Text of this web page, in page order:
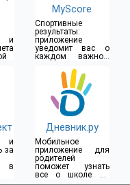
и
MyScore
Спортивные
результаты:
приложение
уведомит вас о
каждом важном
и
за
в
Дневник.ру
Мобильное
приложение для
родителей
поможет узнать
все о школе на